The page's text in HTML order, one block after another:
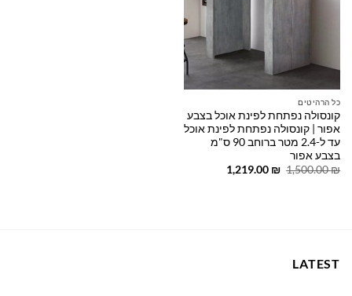
כל הרהיטים
קונסולה נפתחת לפינת אוכל בצבע
אפור | קונסולה נפתחת לפינת אוכל
עד ל-2.4 מטר ברוחב 90 ס"מ
בצבע אפור
1,500.00₪
המחיר
1,219.00 ₪
המחיר
LATEST